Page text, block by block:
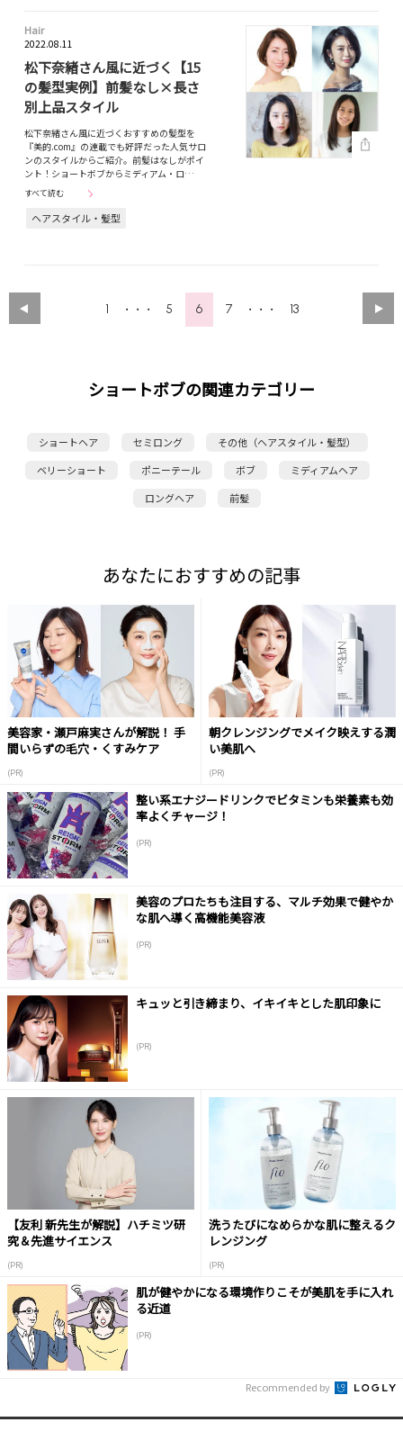
Hair
2022.08.11
松下奈緒さん風に近づく【15
の髪型実例】前髪なし×長さ
別上品スタイル
松下奈緒さん風に近づくおすすめの髪型を
『美的.com』の連載でも好評だった人気サロ
ンのスタイルからご紹介。前髪はなしがポイ
ント！ショートボブからミディアム・ロ…
すべて読む
ヘアスタイル・髪型
1 ・・・ 5 6 7 ・・・ 13
ショートボブの関連カテゴリー
ショートヘア セミロング
その他（ヘアスタイル・髪型）
ベリーショート
ポニーテール ボブ
ミディアムヘア
ロングヘア
前髪
あなたにおすすめの記事
美容家・瀬戸麻実さんが解説！ 手
間いらずの毛穴・くすみケア
(PR)
朝クレンジングでメイク映えする潤
い美肌へ
(PR)
整い系エナジードリンクでビタミンも栄養素も効
率よくチャージ！
(PR)
美容のプロたちも注目する、マルチ効果で健やか
な肌へ導く高機能美容液
(PR)
キュッと引き締まり、イキイキとした肌印象に
(PR)
【友利 新先生が解説】ハチミツ研
究＆先進サイエンス
(PR)
洗うたびになめらかな肌に整えるク
レンジング
(PR)
肌が健やかになる環境作りこそが美肌を手に入れ
る近道
(PR)
Recommended by